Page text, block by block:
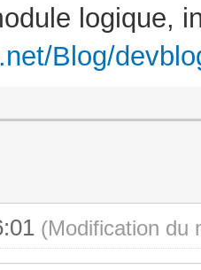
logique,
Blog/
(Modification du